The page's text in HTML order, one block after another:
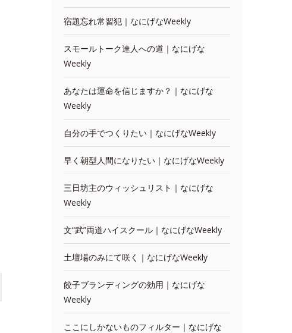
宿題忘れ常習犯｜なにげなWeekly
スモールトーク達人への道｜なにげな
Weekly
あなたは運命を信じますか？｜なにげな
Weekly
自分の手でつくりたい｜なにげなWeekly
早く朝型人間になりたい｜なにげなWeekly
三日坊主のウィッシュリスト｜なにげな
Weekly
文“武”両道ハイスクール｜なにげなWeekly
土壇場のみにて咲く｜なにげなWeekly
餃子ブランディングの効用｜なにげな
Weekly
ここにしかないものフィルター｜なにげな